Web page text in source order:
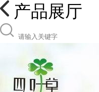
产品展厅